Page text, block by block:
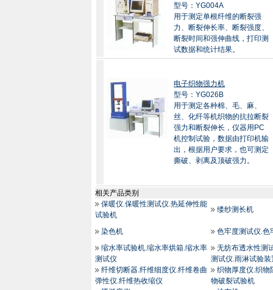
型号：YG004A
用于测定单根纤维的断裂强
力、断裂伸长率、断裂强度、
断裂时间和强伸曲线，打印测
试数据和统计结果。
电子织物强力机
型号：YG026B
用于测定各种棉、毛、麻、
丝、化纤等机织物的抗拉断裂
强力和断裂伸长，仪器用PC
机控制试验，数据由打印机输
出，根据用户要求，也可测定
撕破、剥离及顶破强力。
相关产品类别
保暖仪.保暖性测试仪.热延伸性能
试验机
缕纱测长机
染色机
色牢度测试仪.色
缩水率试验机.缩水率烘箱.缩水率
测试仪
无纺布透水性测
测试仪.雨淋试验装
纤维切断器.纤维细度仪.纤维卷曲
弹性仪.纤维热收缩仪
织物厚度仪.织物
物破裂试验机